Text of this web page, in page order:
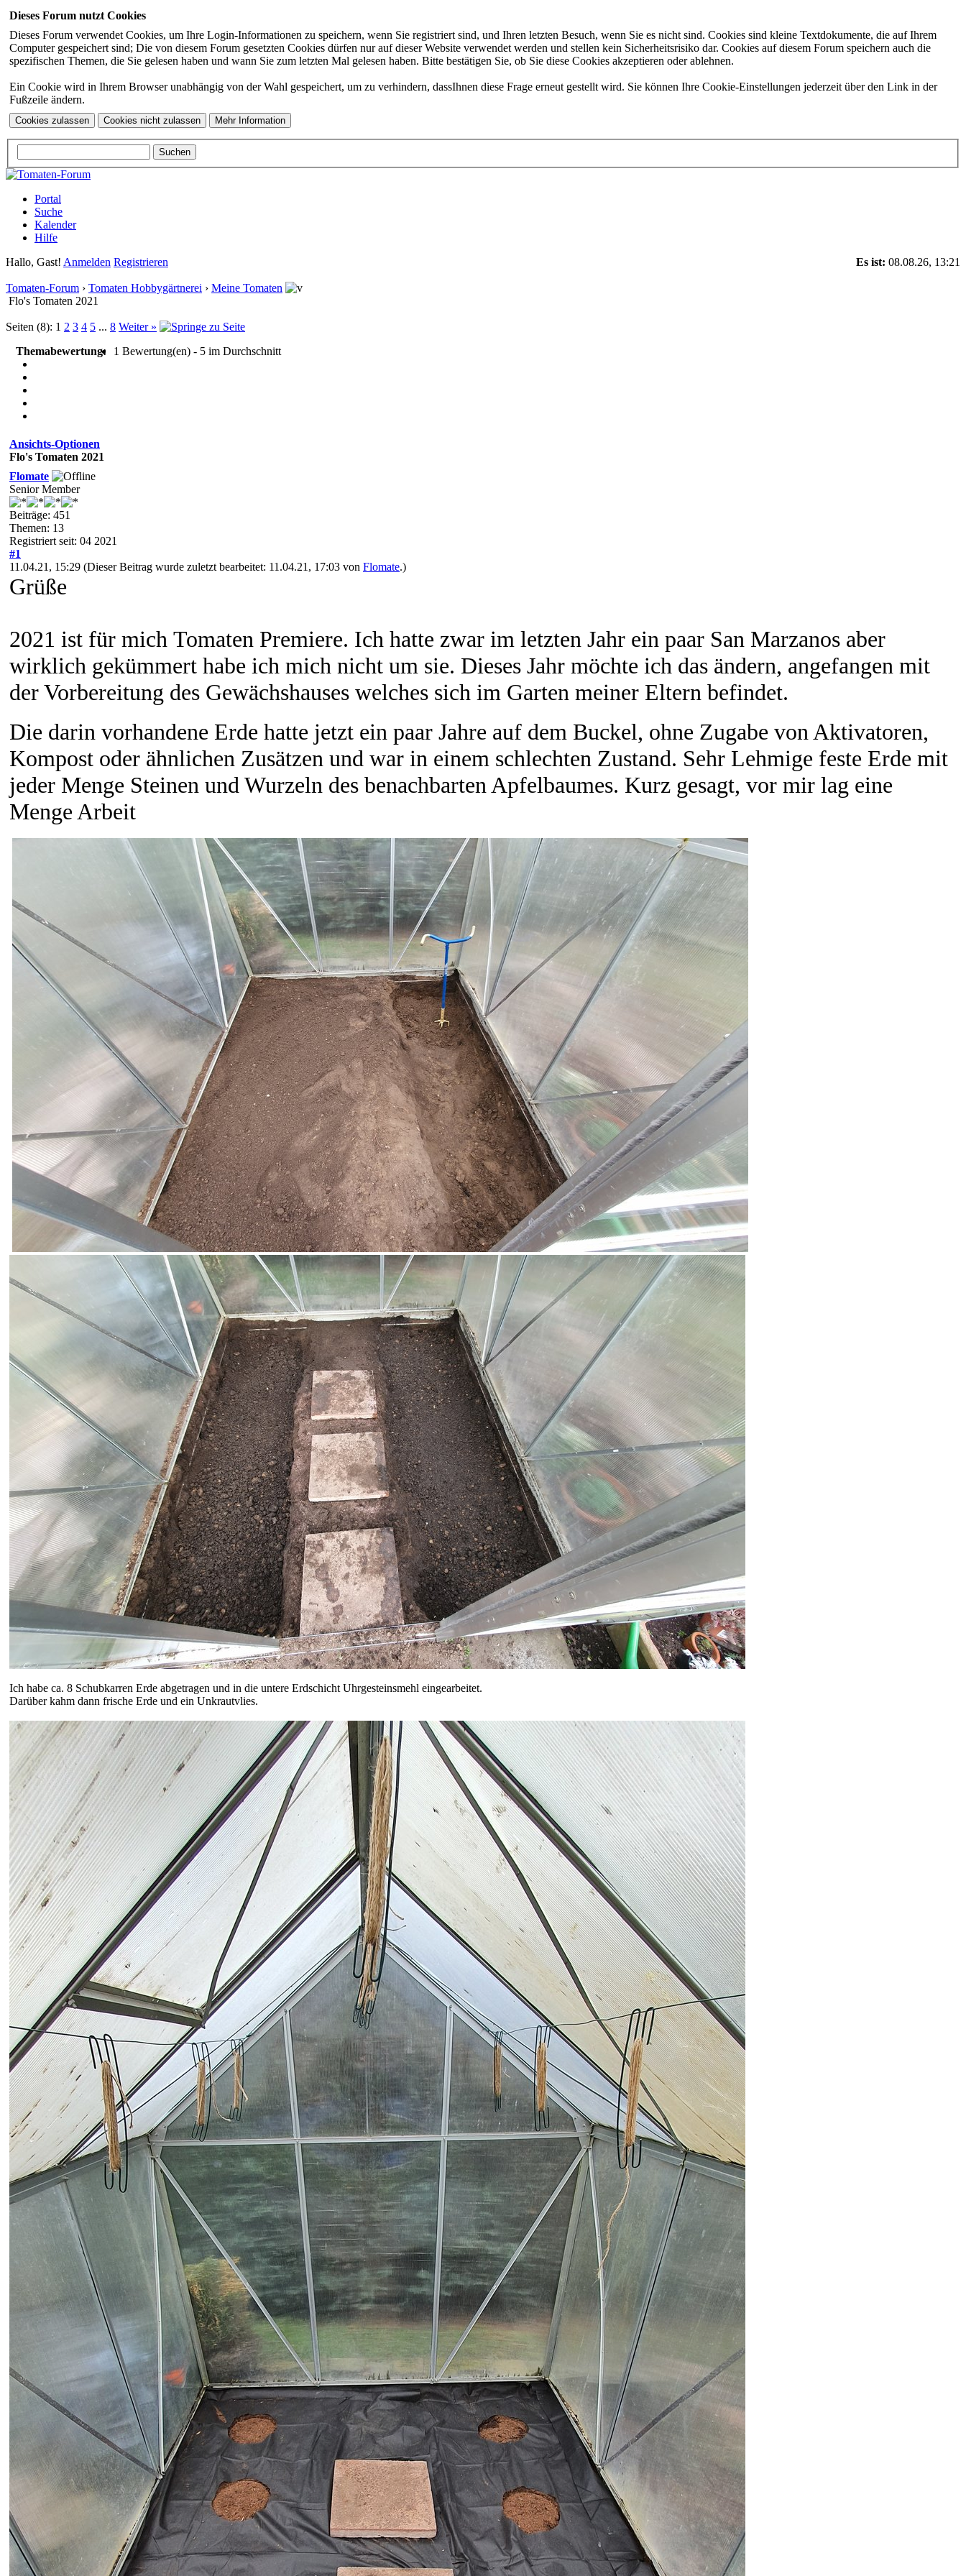
Dieses Forum nutzt Cookies
Dieses Forum verwendet Cookies, um Ihre Login-Informationen zu speichern, wenn Sie registriert sind, und Ihren letzten Besuch, wenn Sie es nicht sind. Cookies sind kleine Textdokumente, die auf Ihrem
Computer gespeichert sind; Die von diesem Forum gesetzten Cookies dürfen nur auf dieser Website verwendet werden und stellen kein Sicherheitsrisiko dar. Cookies auf diesem Forum speichern auch die
spezifischen Themen, die Sie gelesen haben und wann Sie zum letzten Mal gelesen haben. Bitte bestätigen Sie, ob Sie diese Cookies akzeptieren oder ablehnen.
Ein Cookie wird in Ihrem Browser unabhängig von der Wahl gespeichert, um zu verhindern, dassIhnen diese Frage erneut gestellt wird. Sie können Ihre Cookie-Einstellungen jederzeit über den Link in der
Fußzeile ändern.
Portal
Suche
Kalender
Hilfe
Es ist: 08.08.26, 13:21
Hallo, Gast! Anmelden Registrieren
Tomaten-Forum › Tomaten Hobbygärtnerei › Meine Tomaten
Flo's Tomaten 2021
Seiten (8): 1 2 3 4 5 ... 8 Weiter »
Themabewertung:
1 Bewertung(en) - 5 im Durchschnitt
Ansichts-Optionen
Flo's Tomaten 2021
Flomate
Senior Member
Beiträge: 451
Themen: 13
Registriert seit: 04 2021
#1
11.04.21, 15:29 (Dieser Beitrag wurde zuletzt bearbeitet: 11.04.21, 17:03 von Flomate.)
Grüße
2021 ist für mich Tomaten Premiere. Ich hatte zwar im letzten Jahr ein paar San Marzanos aber
wirklich gekümmert habe ich mich nicht um sie. Dieses Jahr möchte ich das ändern, angefangen mit
der Vorbereitung des Gewächshauses welches sich im Garten meiner Eltern befindet.
Die darin vorhandene Erde hatte jetzt ein paar Jahre auf dem Buckel, ohne Zugabe von Aktivatoren,
Kompost oder ähnlichen Zusätzen und war in einem schlechten Zustand. Sehr Lehmige feste Erde mit
jeder Menge Steinen und Wurzeln des benachbarten Apfelbaumes. Kurz gesagt, vor mir lag eine
Menge Arbeit
Ich habe ca. 8 Schubkarren Erde abgetragen und in die untere Erdschicht Uhrgesteinsmehl eingearbeitet.
Darüber kahm dann frische Erde und ein Unkrautvlies.